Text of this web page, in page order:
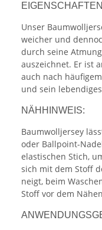
Unser
weicher und
durch seine
auszeichnet. Er ist
auch nach
und sein
NÄHHINWEIS:
Baumwolljersey
oder Ballpoint-
elastischen Stich,
sich mit dem Stoff
neigt, beim
Stoff vor dem